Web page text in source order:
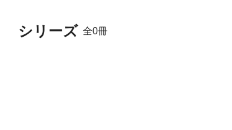
シリーズ 全0冊